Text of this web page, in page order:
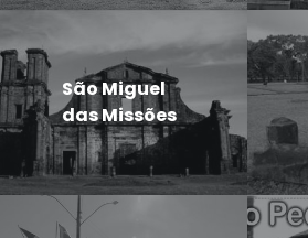
São Miguel
das Missões